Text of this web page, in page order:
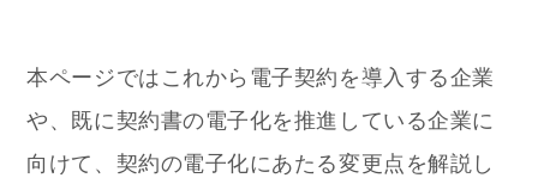
本ページではこれから電子契約を導入する企業
や、既に契約書の電子化を推進している企業に
向けて、契約の電子化にあたる変更点を解説し